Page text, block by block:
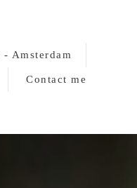
Amsterdam
Contact me